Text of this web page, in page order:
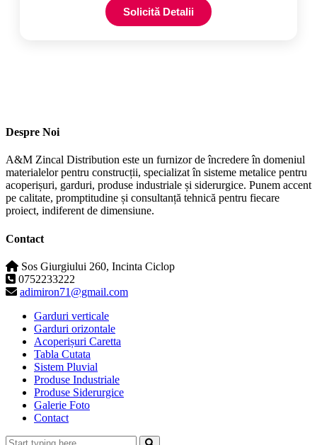
Solicită Detalii
Despre Noi
A&M Zincal Distribution este un furnizor de încredere în domeniul
materialelor pentru construcții, specializat în sisteme metalice pentru
acoperișuri, garduri, produse industriale și siderurgice. Punem accent
pe calitate, promptitudine și consultanță tehnică pentru fiecare
proiect, indiferent de dimensiune.
Contact
Sos Giurgiului 260, Incinta Ciclop
0752233222
adimiron71@gmail.com
Garduri verticale
Garduri orizontale
Acoperișuri Caretta
Tabla Cutata
Sistem Pluvial
Produse Industriale
Produse Siderurgice
Galerie Foto
Contact